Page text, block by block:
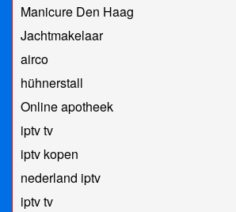
Manicure Den Haag
Jachtmakelaar
airco
hühnerstall
Online apotheek
iptv tv
iptv kopen
nederland iptv
iptv tv